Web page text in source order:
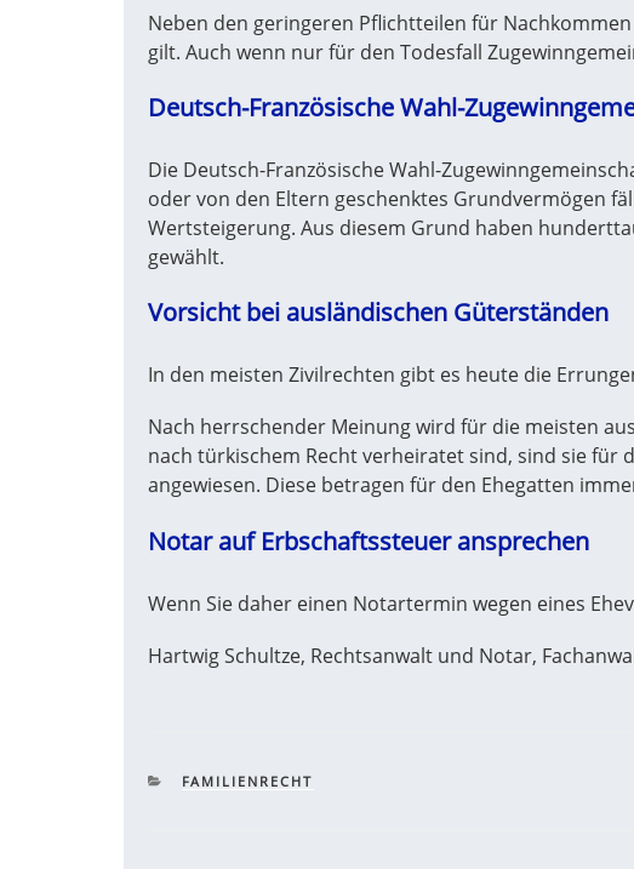
Neben den geringeren Pflichtteilen für
gilt. Auch wenn nur für den Todesfall
Deutsch-Französische Wahl-
Die Deutsch-Französische Wahl-
oder von den Eltern geschenktes Grundvermögen
Wertsteigerung. Aus diesem Grund haben
gewählt.
Vorsicht bei ausländischen Güterständen
In den meisten Zivilrechten gibt es heute die
Nach herrschender Meinung wird für die meisten
nach türkischem Recht verheiratet sind, sind sie für
angewiesen. Diese betragen für den Ehegatten
Notar auf Erbschaftssteuer ansprechen
Wenn Sie daher einen Notartermin wegen eines
Hartwig Schultze, Rechtsanwalt und Notar,
KATEGORIEN
FAMILIENRECHT